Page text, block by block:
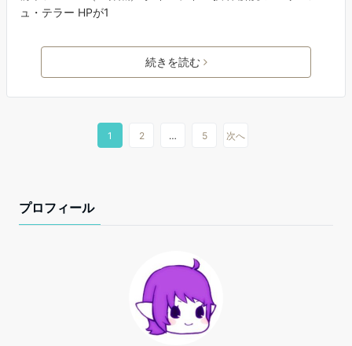
ュ・テラー HPが1
続きを読む
1 2 … 5 次へ
プロフィール